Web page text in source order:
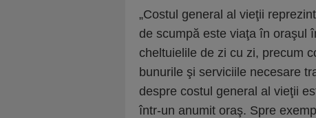
„Costul general al vieţii
de scumpă este viaţa în oraşul
cheltuielile de zi cu zi, precum
bunurile şi serviciile necesare
despre costul general al vieţii
într-un anumit oraş. Spre